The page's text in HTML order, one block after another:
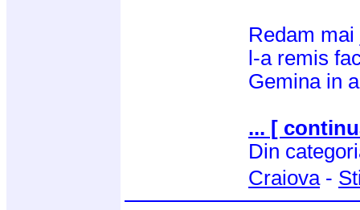
Redam
l-a remis
Gemina in
... [
Din
Craiova-